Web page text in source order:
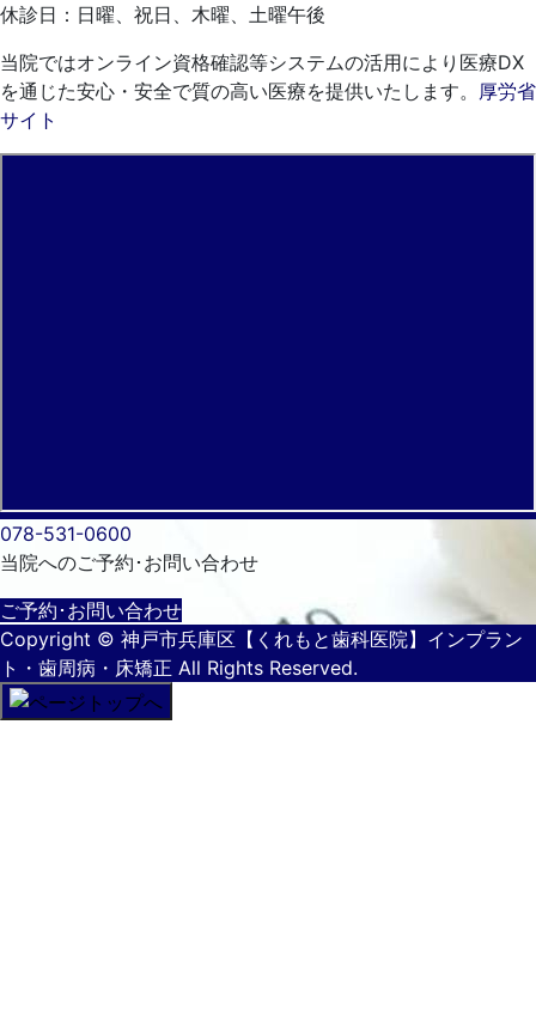
休診日：日曜、祝日、木曜、土曜午後
当院ではオンライン資格確認等システムの活用により医療DX
を通じた安心・安全で質の高い医療を提供いたします。 厚労省
サイト
078-531-0600
当院へのご予約･ お問い合わせ
ご予約･お問い合わせ
Copyright © 神戸市兵庫区【くれもと歯科医院】インプラン
ト・歯周病・床矯正 All Rights Reserved.